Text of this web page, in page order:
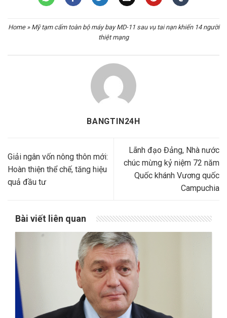
Home» Mỹ tạm cấm toàn bộ máy bay MD-11 sau vụ tai nạn khiến 14 người
thiệt mạng
BANGTIN24H
Giải ngân vốn nông thôn mới:
Hoàn thiện thể chế, tăng hiệu
quả đầu tư
Lãnh đạo Đảng, Nhà nước
chúc mừng kỷ niệm 72 năm
Quốc khánh Vương quốc
Campuchia
Bài viết liên quan